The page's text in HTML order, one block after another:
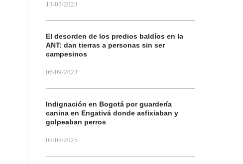
13/07/2023
El desorden de los predios baldíos en la
ANT: dan tierras a personas sin ser
campesinos
06/09/2023
Indignación en Bogotá por guardería
canina en Engativá donde asfixiaban y
golpeaban perros
05/05/2025